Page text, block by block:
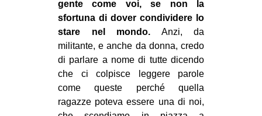
gente come voi, se non la
sfortuna di dover condividere lo
stare nel mondo. Anzi, da
militante, e anche da donna, credo
di parlare a nome di tutte dicendo
che ci colpisce leggere parole
come queste perché quella
ragazze poteva essere una di noi,